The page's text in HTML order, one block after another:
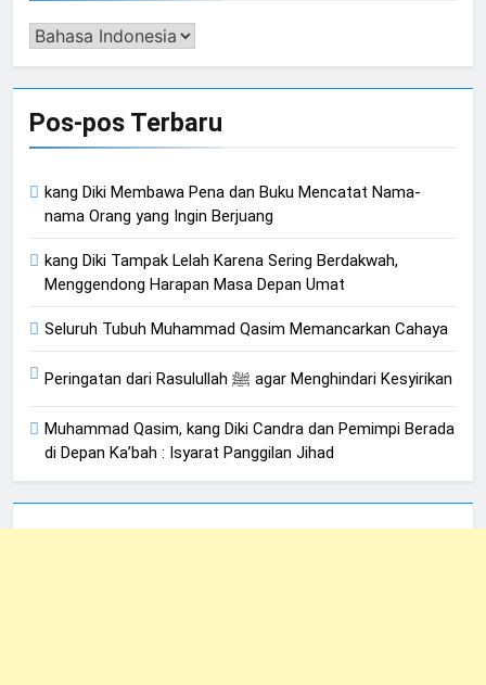
Pengalih
Pos-pos Terbaru
kang Diki Membawa Pena dan Buku Mencatat Nama-
nama Orang yang Ingin Berjuang
kang Diki Tampak Lelah Karena Sering Berdakwah,
Menggendong Harapan Masa Depan Umat
Seluruh Tubuh Muhammad Qasim Memancarkan Cahaya
Peringatan dari Rasulullah ﷺ agar Menghindari Kesyirikan
Muhammad Qasim, kang Diki Candra dan Pemimpi Berada
di Depan Ka’bah : Isyarat Panggilan Jihad